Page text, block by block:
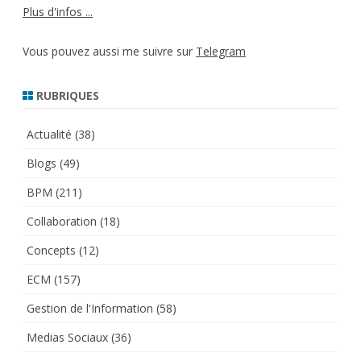
Plus d'infos ...
Vous pouvez aussi me suivre sur Telegram
RUBRIQUES
Actualité (38)
Blogs (49)
BPM (211)
Collaboration (18)
Concepts (12)
ECM (157)
Gestion de l'Information (58)
Medias Sociaux (36)